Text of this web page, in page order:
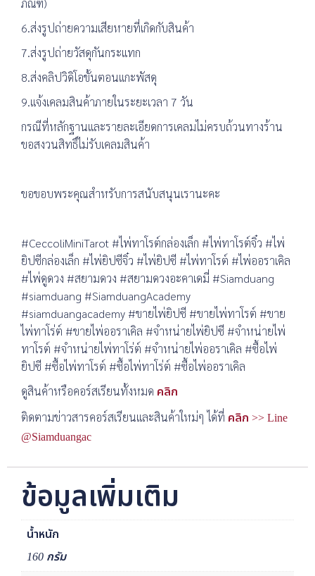
6.ส่งรูปถ่ายความเสียหายที่เกิดกับสินค้า
7.ส่งรูปถ่ายวัสดุกันกระแทก
8.ส่งคลิปวิดิโอขั้นตอนแกะพัสดุ
9.แจ้งเคลมสินค้าภายในระยะเวลา 7 วัน
กรณีที่หลักฐานและรายละเอียดการเคลมไม่ครบถ้วนทางร้าน
ขอสงวนสิทธิ์ไม่รับเคลมสินค้า
ขอขอบพระคุณสำหรับการสนับสนุนเรานะคะ
#CeccoliMiniTarot #ไพ่ทาโรต์กล่องเล็ก #ไพ่ทาโรต์จิ๋ว #ไพ่
ยิปซีกล่องเล็ก #ไพ่ยิปซีจิ๋ว #ไพ่ยิปซี #ไพ่ทาโรต์ #ไพ่ออราเคิล
#ไพ่ดูดวง #สยามดวง #สยามดวงอะคาเดมี่ #Siamduang
#siamduang #SiamduangAcademy
#siamduangacademy #ขายไพ่ยิปซี #ขายไพ่ทาโรต์ #ขาย
ไพ่ทาโร่ต์ #ขายไพ่ออราเคิล #จำหน่ายไพ่ยิปซี #จำหน่ายไพ่
ทาโรต์ #จำหน่ายไพ่ทาโร่ต์ #จำหน่ายไพ่ออราเคิล #ซื้อไพ่
ยิปซี #ซื้อไพ่ทาโรต์ #ซื้อไพ่ทาโร่ต์ #ซื้อไพ่ออราเคิล
ดูสินค้าหรือคอร์สเรียนทั้งหมด คลิก
ติดตามข่าวสารคอร์สเรียนและสินค้าใหม่ๆ ได้ที่ คลิก >> Line
@Siamduangac
ข้อมูลเพิ่มเติม
น้ำหนัก
160 กรัม